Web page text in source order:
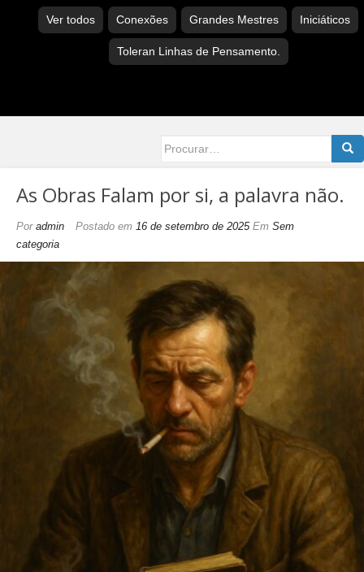
Ver todos Conexões Grandes Mestres Iniciáticos
Toleran Linhas de Pensamento.
for:
As Obras Falam por si, a palavra não.
Por admin Postado em 16 de setembro de 2025 Em Sem
categoria